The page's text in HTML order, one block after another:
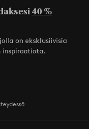
40 %
on eksklusiivisia
inspiraatiota.